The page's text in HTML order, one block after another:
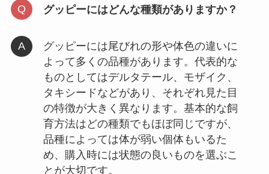
グッピーにはどんな種類がありますか？
グッピーには尾びれの形や体色の違いに
よって多くの品種があります。代表的な
ものとしてはデルタテール、モザイク、
タキシードなどがあり、それぞれ見た目
の特徴が大きく異なります。基本的な飼
育方法はどの種類でもほぼ同じですが、
品種によっては体が弱い個体もいるた
め、購入時には状態の良いものを選ぶこ
とが大切です。